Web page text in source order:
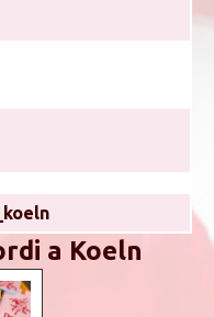
a Koeln